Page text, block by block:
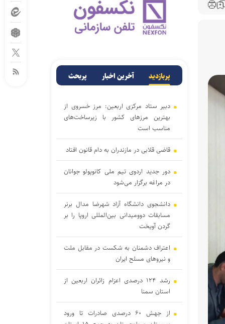
پربازدید آخرین اخبار پربحث
دبیر ستاد مرکزی اربعین: مرز خسروی از
بهترین مرزهای کشور با زیرساخت‌های
مناسب است
قاضی قلابی در مازندران به دام قانون افتاد
دور جدید اردوی تیم ملی کانوپولو جوانان
در مراغه برگزار می‌شود
دانشجوی دانشگاه آزاد شهرضا مدال برنر
مسابقات دوومیدانی بین‌المللی اروپا را بر
گردن آویخت
اعتراف دشمنان به شکست در مقابل ملت
و نیرو‌های مسلح ایران
رشد ۱۲۴ درصدی اعزام زائران اربعین از
استان سمنا
از جهش ۶۰ درصدی صادرات تا ورود